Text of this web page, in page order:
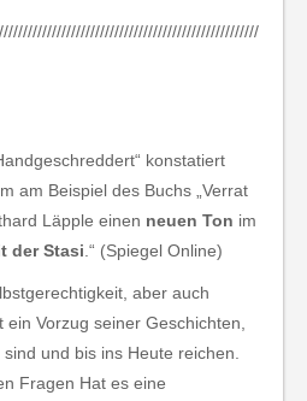
konstatiert
am Beispiel des Buchs „Verrat
Läpple einen neuen Ton im
der Stasi .“ (Spiegel Online)
aber auch
Vorzug seiner Geschichten,
und bis ins Heute reichen.
Fragen Hat es eine